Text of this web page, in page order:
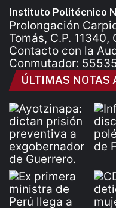
Instituto Politécnico
Prolongación
Tomás, C.P.
Contacto con la
Conmutador:
ÚLTIMAS NOTAS